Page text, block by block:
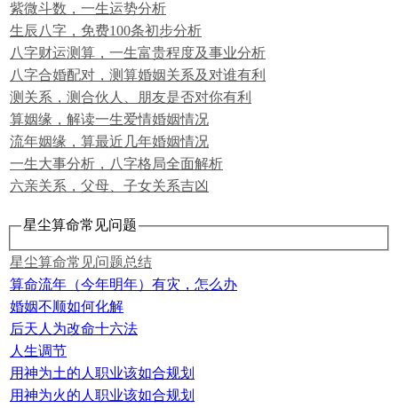
紫微斗数，一生运势分析
生辰八字，免费100条初步分析
八字财运测算，一生富贵程度及事业分析
八字合婚配对，测算婚姻关系及对谁有利
测关系，测合伙人、朋友是否对你有利
算姻缘，解读一生爱情婚姻情况
流年姻缘，算最近几年婚姻情况
一生大事分析，八字格局全面解析
六亲关系，父母、子女关系吉凶
星尘算命常见问题
星尘算命常见问题总结
算命流年（今年明年）有灾，怎么办
婚姻不顺如何化解
后天人为改命十六法
人生调节
用神为土的人职业该如合规划
用神为火的人职业该如合规划